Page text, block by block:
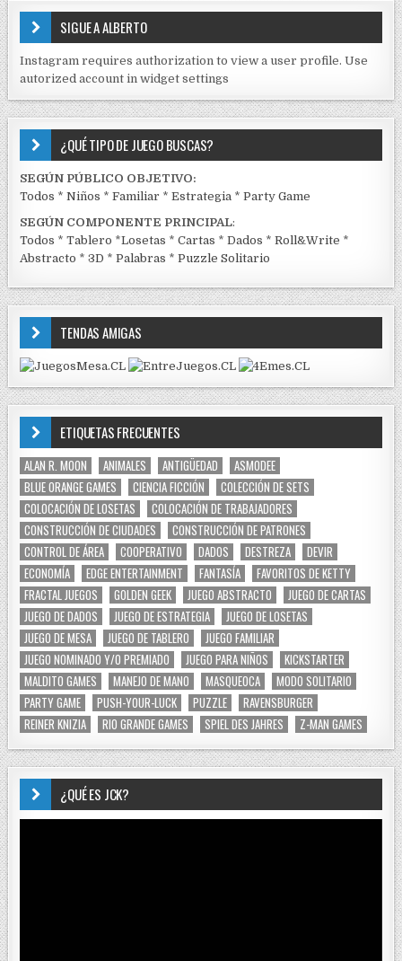
E
J
C
K
SIGUE A ALBERTO
Instagram requires authorization to view a user profile. Use
autorized account in widget settings
¿QUÉ TIPO DE JUEGO BUSCAS?
SEGÚN PÚBLICO OBJETIVO:
Todos *Niños *Familiar *Estrategia *Party Game
SEGÚN COMPONENTE PRINCIPAL:
Todos *Tablero *Losetas *Cartas *Dados *Roll&Write *
Abstracto *3D *Palabras *Puzzle Solitario
TENDAS AMIGAS
ETIQUETAS FRECUENTES
ALAN R. MOON ANIMALES ANTIGÜEDAD
ASMODEE
BLUE ORANGE GAMES
CIENCIA FICCIÓN
COLECCIÓN DE SETS
COLOCACIÓN DE LOSETAS
COLOCACIÓN DE TRABAJADORES
CONSTRUCCIÓN DE CIUDADES
CONSTRUCCIÓN DE PATRONES
CONTROL DE ÁREA
COOPERATIVO DADOS DESTREZA
DEVIR
ECONOMÍA
EDGE ENTERTAINMENT FANTASÍA
FAVORITOS DE KETTY
FRACTAL JUEGOS
GOLDEN GEEK JUEGO ABSTRACTO
JUEGO DE CARTAS
JUEGO DE DADOS
JUEGO DE ESTRATEGIA
JUEGO DE LOSETAS
JUEGO DE MESA
JUEGO DE TABLERO
JUEGO FAMILIAR
JUEGO NOMINADO Y/O PREMIADO
JUEGO PARA NIÑOS
KICKSTARTER
MALDITO GAMES
MANEJO DE MANO MASQUEOCA
MODO SOLITARIO
PARTY GAME
PUSH-YOUR-LUCK PUZZLE
RAVENSBURGER
REINER KNIZIA
RIO GRANDE GAMES SPIEL DES JAHRES Z-MAN GAMES
¿QUÉ ES JCK?